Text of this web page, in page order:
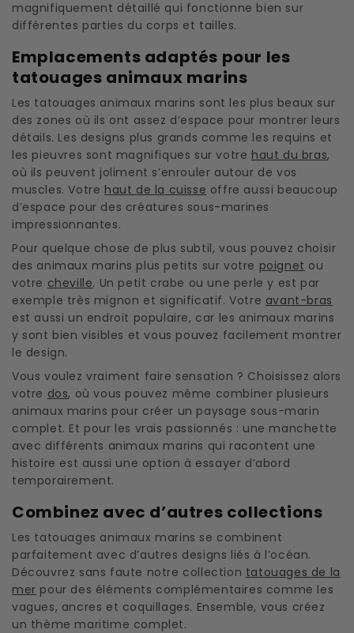
magnifiquement détaillé qui fonctionne bien sur
différentes parties du corps et tailles.
Emplacements adaptés pour les
tatouages animaux marins
Les tatouages animaux marins sont les plus beaux sur
des zones où ils ont assez d’espace pour montrer leurs
détails. Les designs plus grands comme les requins et
les pieuvres sont magnifiques sur votre haut du bras,
où ils peuvent joliment s’enrouler autour de vos
muscles. Votre haut de la cuisse offre aussi beaucoup
d’espace pour des créatures sous-marines
impressionnantes.
Pour quelque chose de plus subtil, vous pouvez choisir
des animaux marins plus petits sur votre poignet ou
votre cheville. Un petit crabe ou une perle y est par
exemple très mignon et significatif. Votre avant-bras
est aussi un endroit populaire, car les animaux marins
y sont bien visibles et vous pouvez facilement montrer
le design.
Vous voulez vraiment faire sensation ? Choisissez alors
votre dos, où vous pouvez même combiner plusieurs
animaux marins pour créer un paysage sous-marin
complet. Et pour les vrais passionnés : une manchette
avec différents animaux marins qui racontent une
histoire est aussi une option à essayer d’abord
temporairement.
Combinez avec d’autres collections
Les tatouages animaux marins se combinent
parfaitement avec d’autres designs liés à l’océan.
Découvrez sans faute notre collection tatouages de la
mer pour des éléments complémentaires comme les
vagues, ancres et coquillages. Ensemble, vous créez
un thème maritime complet.